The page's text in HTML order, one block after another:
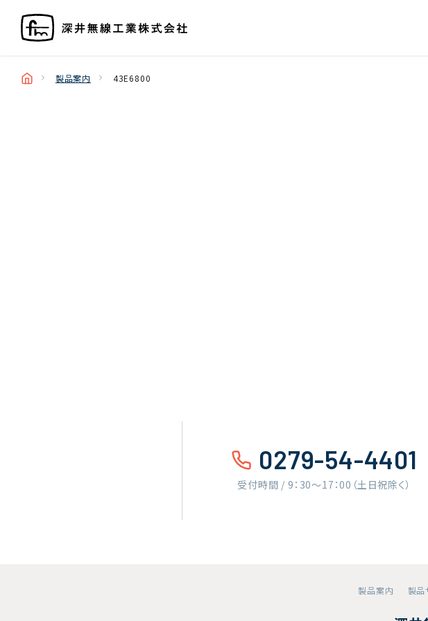
製品案内 43E6800
0279-54-4401
受付時間 / 9：30〜17：00（土日祝除く）
製品案内 製品